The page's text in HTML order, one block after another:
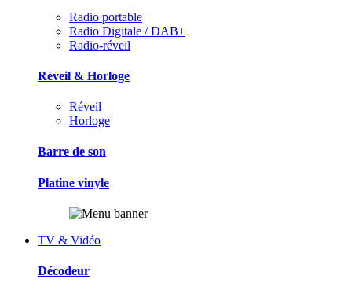
Radio portable
Radio Digitale / DAB+
Radio-réveil
Réveil & Horloge
Réveil
Horloge
Barre de son
Platine vinyle
TV & Vidéo
Décodeur